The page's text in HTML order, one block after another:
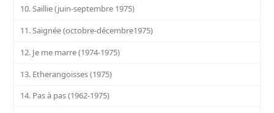
10. Saillie (juin-septembre 1975)
11. Saignée (octobre-décembre1975)
12. Je me marre (1974-1975)
13. Etherangoisses (1975)
14. Pas à pas (1962-1975)